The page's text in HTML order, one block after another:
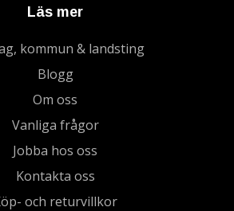
Läs mer
kommun & landsting
Blogg
Om oss
Vanliga frågor
Jobba hos oss
Kontakta oss
och returvillkor